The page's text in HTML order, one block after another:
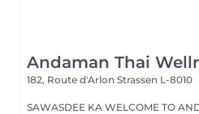
Andaman Thai
182, Route d'Arlon Strassen L-8010
SAWASDEE KA WELCOME TO